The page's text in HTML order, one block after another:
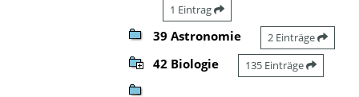
1 Eintrag
39 Astronomie 2 Einträge
42 Biologie 135 Einträge